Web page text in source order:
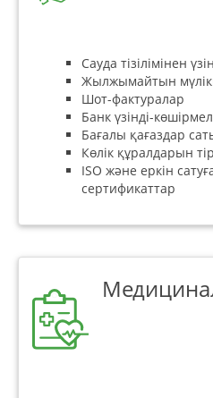
Сауда тізілімінен
Жылжымайтын
Шот-фактуралар
Банк үзінді-
Бағалы қағаздар
Көлік құралдарын
ISO және еркін
сертификаттар